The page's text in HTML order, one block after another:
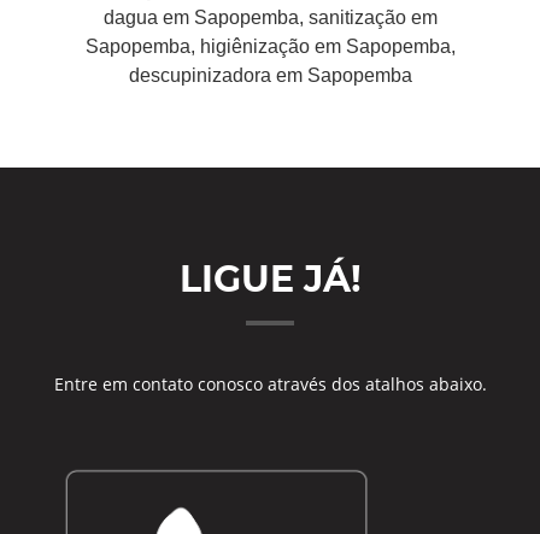
dagua em Sapopemba, sanitização em
Sapopemba, higiênização em Sapopemba,
descupinizadora em Sapopemba
LIGUE JÁ!
Entre em contato conosco através dos atalhos abaixo.